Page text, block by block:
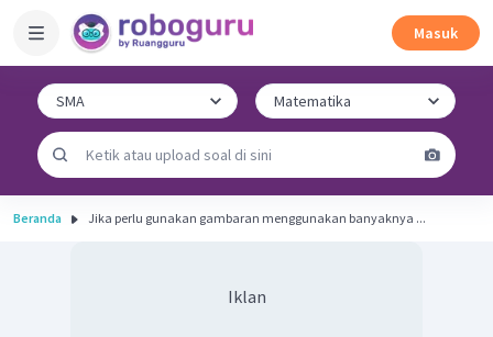
Masuk
Beranda Jika perlu gunakan gambaran menggunakan banyaknya ...
Iklan